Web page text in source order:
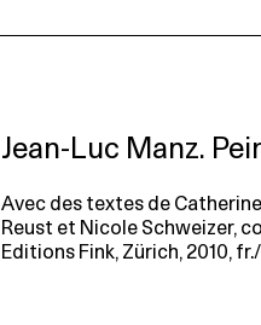
Jean-Luc Manz.
Avec des textes de
Reust et Nicole Schweizer,
Editions Fink, Zürich, 2010,